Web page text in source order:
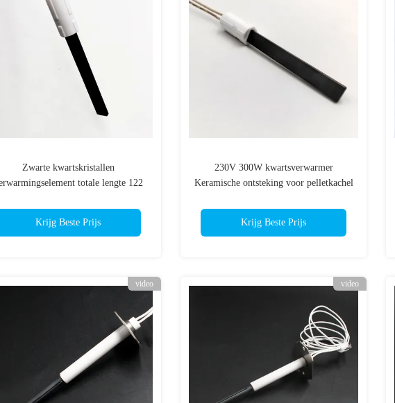
Zwarte kwartskristallen
totale lengte 122
Krijg Beste Prijs
230V 300W kwartsverwarmer
Keramische ontsteking voor pelletkachel
Krijg Beste Prijs
video video